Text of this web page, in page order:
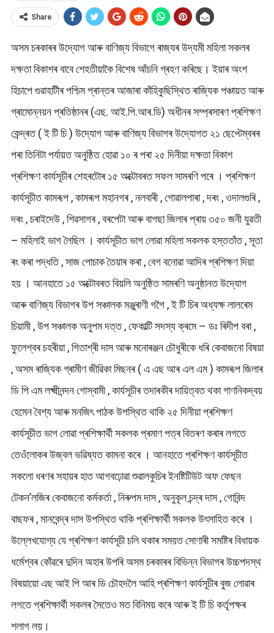
Share
অসম চৰকাৰৰ উদ্যোগ আৰু বাণিজ্য বিভাগে ৰাজ্যৰ উদ্যমী মহিলা সকলৰ
দক্ষতা বিকাশৰ বাবে শেহতীয়াকৈ বিশেষ আঁচনি গ্ৰহণ কৰিছে। ইয়াৰ অংশ
হিচাপে গুৱাহাটীৰ পশ্চিম প্ৰান্তৰ আজাৰা কাঁহিকুছিস্থিত ৰাজ্যিক পঞ্চায়ত আৰু
গ্ৰামোন্নয়ন প্ৰতিষ্ঠানৰ (এছ. আই.পি.আৰ.ডি) অধীনৰ সম্প্ৰসাৰণ প্ৰশিক্ষণ
কেন্দ্ৰত ( ই টি চি ) উদ্যোগ আৰু বাণিজ্য বিভাগৰ উদ্যোগত ২১ ছেপ্টেম্বৰৰ
পৰা তিনিটা পৰ্যায়ত অনুষ্ঠিত হোৱা ১০ ৰ পৰা ২৫ দিনীয়া দক্ষতা বিকাশ
প্ৰশিক্ষণ কাৰ্যসূচীৰ শেহৰটোৰ ১৫ অক্টোবৰত সফল সামৰণি পৰে । প্ৰশিক্ষণ
কাৰ্যসূচীত কামৰূপ , কামৰূপ মহানগৰ , নলবাৰী , গোৱালপাৰা , দৰং , ওদালগুৰি ,
দৰং , চৰাইদেউ , শিৱসাগৰ , বৰপেটা আৰু বাগছা জিলাৰ প্ৰায় ৩৫০ জনী যুৱতী
– মহিলাই ভাগ লৈছিল । কাৰ্যসূচীত ভাগ লোৱা মহিলা সকলক হস্ততাঁত , সূতা
ৰং কৰা পদ্ধতি , সাজ পোচাক তৈয়াৰ কৰা , বেগ বনোৱা আদিৰ প্ৰশিক্ষণ দিয়া
হয় । আনহাতে ১৫ অক্টোবৰত বিয়লি অনুষ্ঠিত সামৰণি অনুষ্ঠানত উদ্যোগ
আৰু বাণিজ্য বিভাগৰ উপ সঞ্চালক মঞ্জুৰাণী গগৈ , ই টি চিৰ অধ্যক্ষ লালৰেম
চিয়ামী , উপ সঞ্চালক অনুপম দত্ত , ফেকাল্টি সদস্য ক্ৰমে – ডঃ ৰিদীপ বৰা ,
ফুলেশ্বৰ চহৰীয়া , গিতাশ্ৰী দাস আৰু মনোৰঞ্জন চৌধুৰীকে ধৰি কেবাজনো বিষয়া
, অসম ৰাজ্যিক গ্ৰামীণ জীৱিকা মিছনৰ ( এ এছ আৰ এল এম ) কামৰূপ জিলাৰ
ডি পি এম লক্ষ্মীনন্দন গোস্বামী , কাৰ্যসূচীৰ তদাৰকীৰ দায়িত্বত থকা গাণনিকদ্বয়
হেমেন বৈশ্য আৰু মনজিৎ পাঠক উপস্থিত থাকি ২৫ দিনীয়া প্ৰশিক্ষণ
কাৰ্যসূচীত ভাগ লোৱা প্ৰশিক্ষাৰ্থী সকলক প্ৰমাণ পত্ৰ বিতৰণ কৰাৰ লগতে
তেওঁলোকৰ উজ্বল ভৱিষ্যত কামনা কৰে । আনহাতে প্ৰশিক্ষণ কাৰ্যসূচীত
সকলো ধৰণৰ সহায়ৰ হাত আগবঢ়োৱা শুৱালকুচিৰ ইনষ্টিটিউট অফ ফেছন
টেকন’লজিৰ কেবাজনো কৰ্মকর্তা , নিৰুপম দাস , অনুকূল চন্দ্ৰ দাস , গোবিন্দ
বাছফৰ , মানবেন্দ্ৰ দাস উপস্থিত থাকি প্ৰশিক্ষাৰ্থী সকলক উৎসাহিত কৰে ।
উল্লেখযোগ্য যে প্ৰশিক্ষণ কাৰ্যসূচী চলি থকাৰ সময়ত সোণাৰী সমষ্টিৰ বিধায়ক
ধৰ্মেশ্বৰ কোঁৱৰে দুদিন অহাৰ উপৰি অসম চৰকাৰৰ বিভিন্ন বিভাগৰ উচ্চপদস্থ
বিষয়ায়ো এছ আই পি আৰ ডি চৌহদলৈ আহি প্ৰশিক্ষণ কাৰ্যসূচীৰ বুজ লোৱাৰ
লগতে প্ৰশিক্ষাৰ্থী সকলৰ সৈতেও মত বিনিময় কৰে আৰু ই টি চি কৰ্তৃপক্ষৰ
শলাগ লয়।